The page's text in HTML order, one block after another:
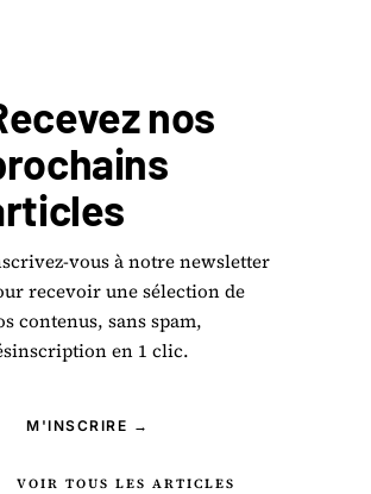
nos
vous à notre newsletter
recevoir une sélection de
contenus, sans spam,
en 1 clic.
M'INSCRIRE →
VOIR TOUS LES ARTICLES